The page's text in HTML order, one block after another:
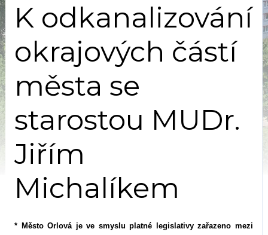
K odkanalizování
okrajových částí
města se
starostou MUDr.
Jiřím
Michalíkem
* Město Orlová je ve smyslu platné legislativy zařazeno mezi